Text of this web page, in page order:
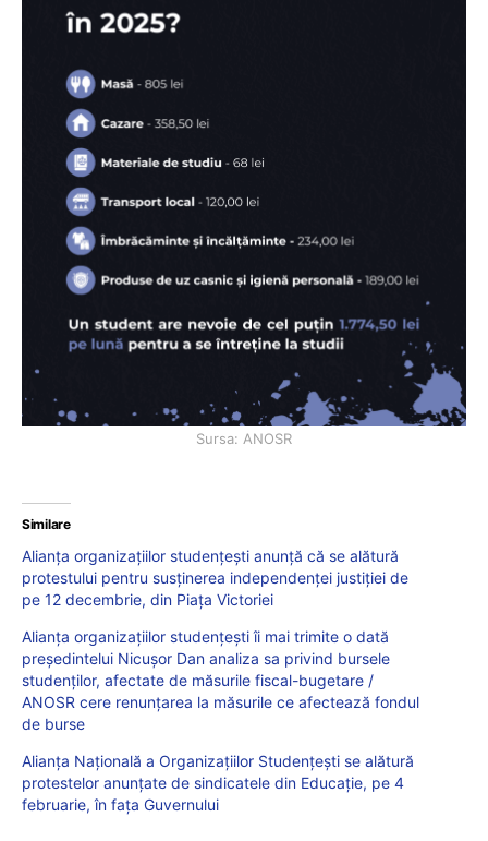
Sursa: ANOSR
Similare
Alianța organizațiilor studențești anunță că se alătură
protestului pentru susținerea independenței justiției de
pe 12 decembrie, din Piața Victoriei
Alianța organizațiilor studențești îi mai trimite o dată
președintelui Nicușor Dan analiza sa privind bursele
studenților, afectate de măsurile fiscal-bugetare /
ANOSR cere renunțarea la măsurile ce afectează fondul
de burse
Alianța Națională a Organizațiilor Studențești se alătură
protestelor anunțate de sindicatele din Educație, pe 4
februarie, în fața Guvernului